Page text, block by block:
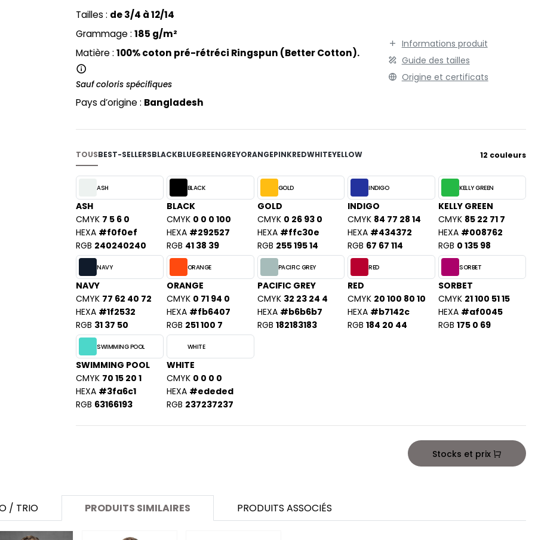
PYJAMA
SAC SHOPPING
SCHOOLWEAR
WORKWEAR
NEW MORNING STUDIOS
P
PAREDES SEGURIDAD
PEN DUICK
PROMODORO
QUADRA
R
RICA LEWIS
RUSSELL ATHLETIC®
RUSSELL ATHLETIC® COLLECTION
S
SANS ETIQUETTE
TEE JAYS
THE ONE TOWELLING
V
VELILLA
WESTFORD MILL
YOKO
Tailles : de 3/4 à 12/14
Grammage : 185 g/m²
Matière : 100% coton pré-rétréci Ringspun (Better Cotton).
Sauf coloris spécifiques
Pays d’origine : Bangladesh
Informations produit
Guide des tailles
Origine et certificats
TOUSBEST-SELLERSBLACKBLUEGREENGREYORANGEPINKREDWHITEYELLOW 12 couleurs
ASH
ASH
CMYK 7 5 6 0
HEXA #f0f0ef
RGB 240240240
BLACK
BLACK
CMYK 0 0 0 100
HEXA #292527
RGB 41 38 39
GOLD
GOLD
CMYK 0 26 93 0
HEXA #ffc30e
RGB 255 195 14
INDIGO
INDIGO
CMYK 84 77 28 14
HEXA #434372
RGB 67 67 114
KELLY GREEN
KELLY GREEN
CMYK 85 22 71 7
HEXA #008762
RGB 0 135 98
NAVY
NAVY
CMYK 77 62 40 72
HEXA #1f2532
RGB 31 37 50
ORANGE
ORANGE
CMYK 0 71 94 0
HEXA #fb6407
RGB 251 100 7
PACIFIC GREY
PACIFIC GREY
CMYK 32 23 24 4
HEXA #b6b6b7
RGB 182183183
RED
RED
CMYK 20 100 80 10
HEXA #b7142c
RGB 184 20 44
SORBET
SORBET
CMYK 21 100 51 15
HEXA #af0045
RGB 175 0 69
SWIMMING POOL
SWIMMING POOL
CMYK 70 15 20 1
HEXA #3fa6c1
RGB 63166193
WHITE
WHITE
CMYK 0 0 0 0
HEXA #ededed
RGB 237237237
Stocks et prix
/ TRIO PRODUITS SIMILAIRES PRODUITS ASSOCIÉS